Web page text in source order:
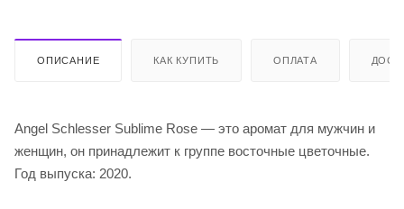
ОПИСАНИЕ КАК КУПИТЬ ОПЛАТА
Angel Schlesser Sublime Rose — это аромат для мужчин и
женщин, он принадлежит к группе восточные цветочные.
Год выпуска: 2020.